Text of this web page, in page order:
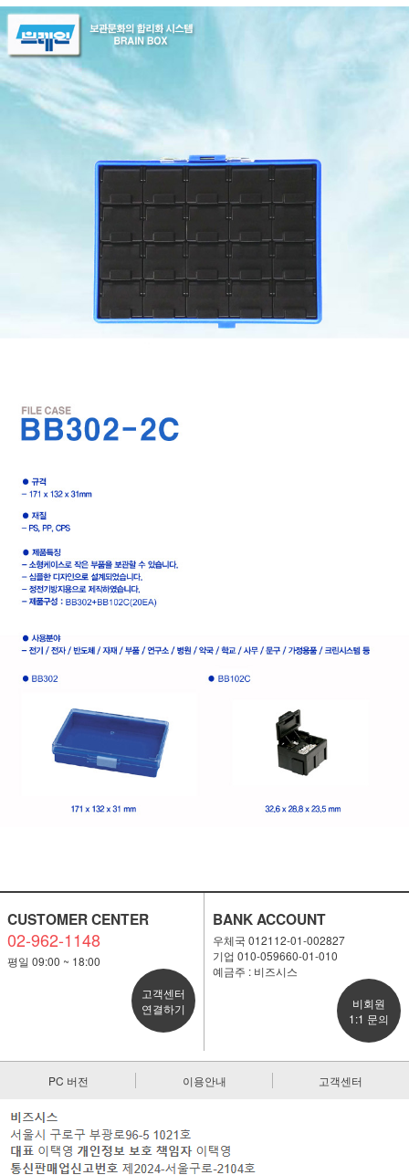
CUSTOMER CENTER
02-962-1148
평일 09:00 ~ 18:00
고객센터
연결하기
BANK ACCOUNT
우체국 012112-01-002827
기업 010-059660-01-010
예금주 : 비즈시스
비회원
1:1 문의
PC 버전 이용안내 고객센터